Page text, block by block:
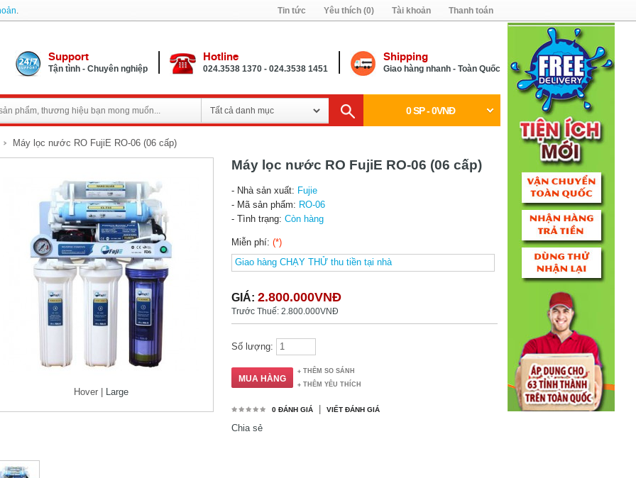
. Tin tức Yêu thích (0) Tài khoản Thanh toán
Support
Tận tình - Chuyên nghiệp
Hotline
024.3538 1370 - 024.3538 1451
Shipping
Giao hàng nhanh - Toàn Quốc
0 SP - 0VNĐ
Máy lọc nước RO FujiE RO-06 (06 cấp)
Hover | Large
Máy lọc nước RO FujiE RO-06 (06 cấp)
- Nhà sản xuất: Fujie
- Mã sản phẩm: RO-06
- Tình trạng: Còn hàng
Miễn phí: (*)
GIÁ: 2.800.000VNĐ
Trước Thuế: 2.800.000VNĐ
Số lượng:
THÊM SO SÁNH
THÊM YÊU THÍCH
0 ĐÁNH GIÁ VIẾT ĐÁNH GIÁ
Chia sẻ